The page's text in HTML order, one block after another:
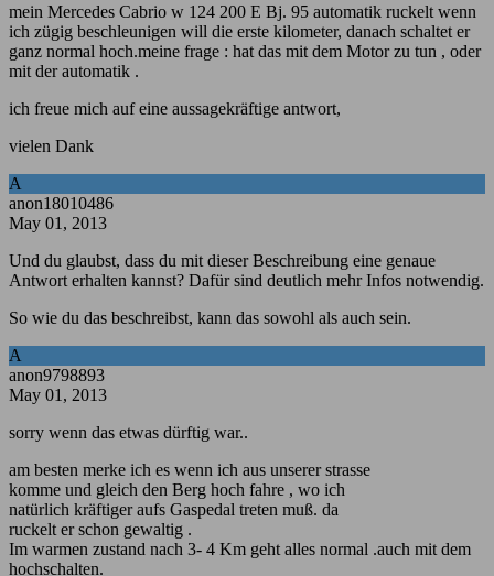
mein Mercedes Cabrio w 124 200 E Bj. 95 automatik ruckelt wenn
ich zügig beschleunigen will die erste kilometer, danach schaltet er
ganz normal hoch.meine frage : hat das mit dem Motor zu tun , oder
mit der automatik .
ich freue mich auf eine aussagekräftige antwort,
vielen Dank
A
anon18010486
May 01, 2013
Und du glaubst, dass du mit dieser Beschreibung eine genaue
Antwort erhalten kannst? Dafür sind deutlich mehr Infos notwendig.
So wie du das beschreibst, kann das sowohl als auch sein.
A
anon9798893
May 01, 2013
sorry wenn das etwas dürftig war..
am besten merke ich es wenn ich aus unserer strasse
komme und gleich den Berg hoch fahre , wo ich
natürlich kräftiger aufs Gaspedal treten muß. da
ruckelt er schon gewaltig .
Im warmen zustand nach 3- 4 Km geht alles normal .auch mit dem
hochschalten.